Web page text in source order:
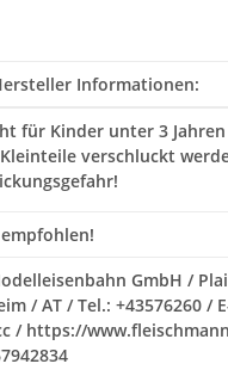
Informationen:
für Kinder unter 3 Jahren
verschluckt
empfohlen!
GmbH /
/ AT / Tel.: +43576260 /
/ https://